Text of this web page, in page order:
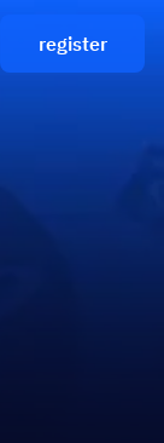
register